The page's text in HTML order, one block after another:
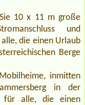
10 x 11 m große
und
die einen Urlaub
Berge
inmitten
in der
für alle, die einen